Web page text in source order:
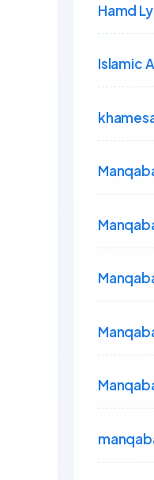
Hamd
Islamic